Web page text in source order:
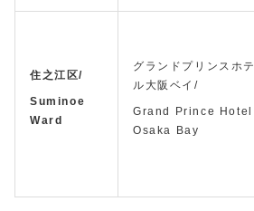
住之江区/
Suminoe
Ward
グランドプリンスホテ
ル大阪ベイ/
Grand Prince Hotel
Osaka Bay